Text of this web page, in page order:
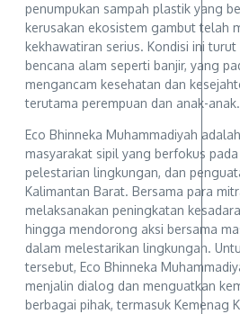
penumpukan sampah plastik yang
kerusakan ekosistem gambut telah
kekhawatiran serius. Kondisi ini
bencana alam seperti banjir, yang
mengancam kesehatan dan
terutama perempuan dan anak-anak.
Eco Bhinneka Muhammadiyah
masyarakat sipil yang berfokus
pelestarian lingkungan, dan
Kalimantan Barat. Bersama para
melaksanakan peningkatan
hingga mendorong aksi bersama
dalam melestarikan lingkungan.
tersebut, Eco Bhinneka
menjalin dialog dan menguatkan
berbagai pihak, termasuk Kemenag